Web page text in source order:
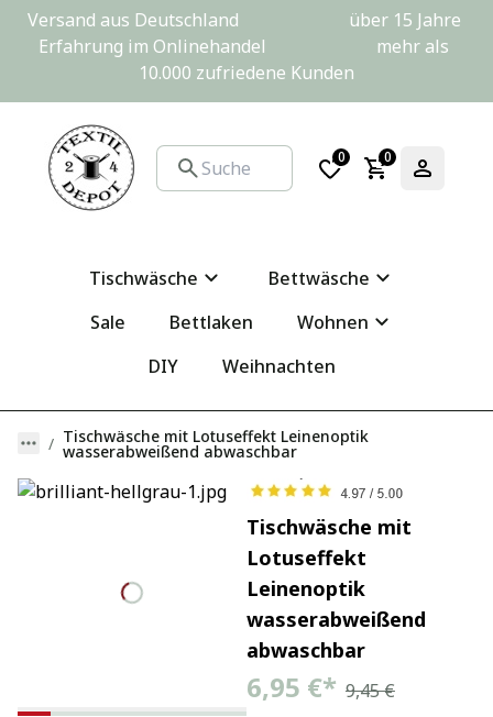
Versand aus Deutschland                         über 15 Jahre
Erfahrung im Onlinehandel                         mehr als
10.000 zufriedene Kunden
0 0
Tischwäsche
Bettwäsche
Sale
Bettlaken
Wohnen
DIY
Weihnachten
Tischwäsche mit Lotuseffekt Leinenoptik
wasserabweißend abwaschbar
Tischwäsche mit
Lotuseffekt
Leinenoptik
wasserabweißend
abwaschbar
6,95 €* 9,45 €